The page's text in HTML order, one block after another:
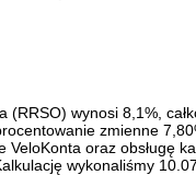
wynosi 8,1%,
zmienne
VeloKonta oraz obsługę
wykonaliśmy